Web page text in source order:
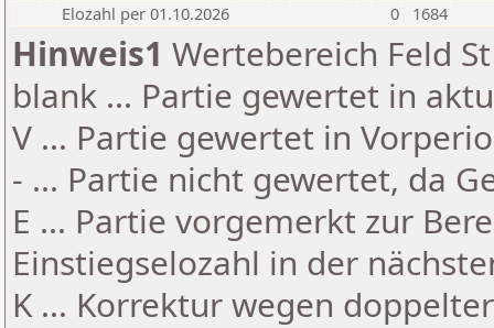
Elozahl per 01.10.2026
0 1684
Hinweis1 Wertebereich Feld
blank ... Partie gewertet in
V ... Partie gewertet in
- ... Partie nicht gewertet, da
E ... Partie vorgemerkt zur
Einstiegselozahl in der
K ... Korrektur wegen